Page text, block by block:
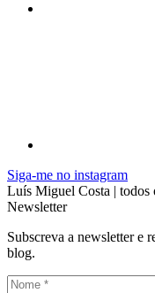
Siga-me no instagram
Luís Miguel Costa | todos
Newsletter
Subscreva a newsletter e
blog.